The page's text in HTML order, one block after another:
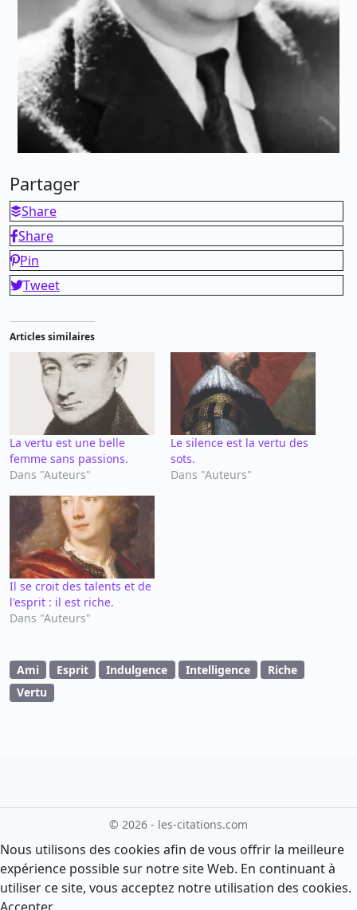
Partager
Share
Share
Pin
Tweet
Articles similaires
La vertu est une belle
femme sans passions.
Dans "Auteurs"
Le silence est la vertu des
sots.
Dans "Auteurs"
Il se croit des talents et de
l'esprit : il est riche.
Dans "Auteurs"
Ami Esprit Indulgence Intelligence
Riche
Vertu
© 2026 - les-citations.com
Nous utilisons des cookies afin de vous offrir la meilleure
expérience possible sur notre site Web. En continuant à
utiliser ce site, vous acceptez notre utilisation des cookies.